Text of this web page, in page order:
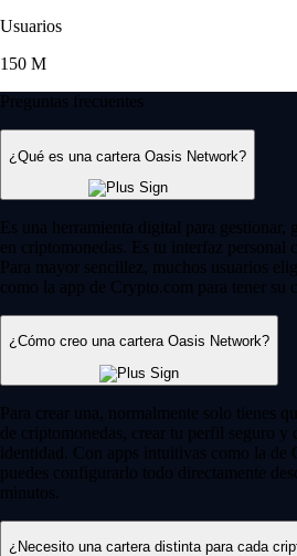
Usuarios
150 M
Preguntas frecuentes
¿Qué es una cartera Oasis Network?
Es una herramienta digital para gestionar,
en criptomonedas. Es tu interfaz personal
Para mayor sencillez, muchos usuarios
como la app de Crypto.com para tener su
¿Cómo creo una cartera Oasis Network?
Para crear una, normalmente solo tienes
de criptomonedas, crear tu perfil seguro
identidad. Con apps intuitivas como la de
puedes configurarlo todo directamente
minutos.
¿Necesito una cartera distinta para cada